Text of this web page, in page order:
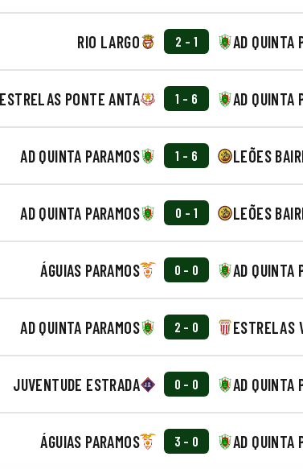
RIO LARGO 2 - 1 AD QUINTA
ESTRELAS PONTE ANTA 1 - 6 AD QUINTA
AD QUINTA PARAMOS 1 - 6 LEÕES
AD QUINTA PARAMOS 0 - 1 LEÕES
ÁGUIAS PARAMOS 0 - 0 AD QUINTA
AD QUINTA PARAMOS 2 - 0 ESTRELAS
JUVENTUDE ESTRADA 0 - 0 AD QUINTA
ÁGUIAS PARAMOS 3 - 0 AD QUINTA